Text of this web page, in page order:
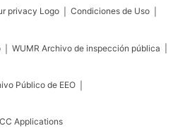
Condiciones de Uso
WUMR Archivo de inspección pública
Público de EEO
Applications